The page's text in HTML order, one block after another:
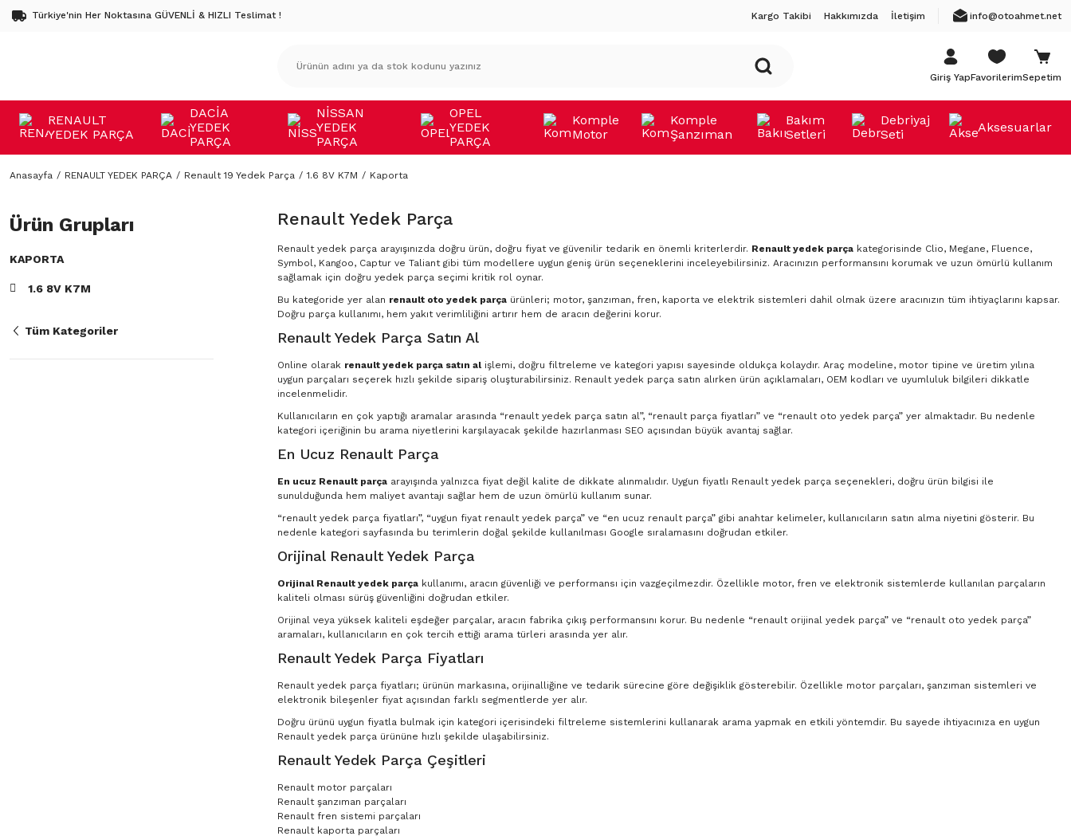
Türkiye'nin Her Noktasına GÜVENLİ & HIZLI Teslimat ! Kargo Takibi Hakkımızda İletişim info@otoahmet.net
Giriş YapFavorilerimSepetim
RENAULT
YEDEK PARÇA
DACİA
YEDEK
PARÇA
NİSSAN
YEDEK
PARÇA
OPEL
YEDEK
PARÇA
Komple
Motor
Komple
Şanzıman
Bakım
Setleri
Debriyaj
Seti
Aksesuarlar
Anasayfa RENAULT YEDEK PARÇA Renault 19 Yedek Parça 1.6 8V K7M Kaporta
Ürün Grupları
KAPORTA
1.6 8V K7M
Tüm Kategoriler
Renault Yedek Parça
Renault yedek parça arayışınızda doğru ürün, doğru fiyat ve güvenilir tedarik en önemli kriterlerdir. Renault yedek parça kategorisinde Clio, Megane, Fluence,
Symbol, Kangoo, Captur ve Taliant gibi tüm modellere uygun geniş ürün seçeneklerini inceleyebilirsiniz. Aracınızın performansını korumak ve uzun ömürlü kullanım
sağlamak için doğru yedek parça seçimi kritik rol oynar.
Bu kategoride yer alan renault oto yedek parça ürünleri; motor, şanzıman, fren, kaporta ve elektrik sistemleri dahil olmak üzere aracınızın tüm ihtiyaçlarını kapsar.
Doğru parça kullanımı, hem yakıt verimliliğini artırır hem de aracın değerini korur.
Renault Yedek Parça Satın Al
Online olarak renault yedek parça satın al işlemi, doğru filtreleme ve kategori yapısı sayesinde oldukça kolaydır. Araç modeline, motor tipine ve üretim yılına
uygun parçaları seçerek hızlı şekilde sipariş oluşturabilirsiniz. Renault yedek parça satın alırken ürün açıklamaları, OEM kodları ve uyumluluk bilgileri dikkatle
incelenmelidir.
Kullanıcıların en çok yaptığı aramalar arasında “renault yedek parça satın al”, “renault parça fiyatları” ve “renault oto yedek parça” yer almaktadır. Bu nedenle
kategori içeriğinin bu arama niyetlerini karşılayacak şekilde hazırlanması SEO açısından büyük avantaj sağlar.
En Ucuz Renault Parça
En ucuz Renault parça arayışında yalnızca fiyat değil kalite de dikkate alınmalıdır. Uygun fiyatlı Renault yedek parça seçenekleri, doğru ürün bilgisi ile
sunulduğunda hem maliyet avantajı sağlar hem de uzun ömürlü kullanım sunar.
“renault yedek parça fiyatları”, “uygun fiyat renault yedek parça” ve “en ucuz renault parça” gibi anahtar kelimeler, kullanıcıların satın alma niyetini gösterir. Bu
nedenle kategori sayfasında bu terimlerin doğal şekilde kullanılması Google sıralamasını doğrudan etkiler.
Orijinal Renault Yedek Parça
Orijinal Renault yedek parça kullanımı, aracın güvenliği ve performansı için vazgeçilmezdir. Özellikle motor, fren ve elektronik sistemlerde kullanılan parçaların
kaliteli olması sürüş güvenliğini doğrudan etkiler.
Orijinal veya yüksek kaliteli eşdeğer parçalar, aracın fabrika çıkış performansını korur. Bu nedenle “renault orijinal yedek parça” ve “renault oto yedek parça”
aramaları, kullanıcıların en çok tercih ettiği arama türleri arasında yer alır.
Renault Yedek Parça Fiyatları
Renault yedek parça fiyatları; ürünün markasına, orijinalliğine ve tedarik sürecine göre değişiklik gösterebilir. Özellikle motor parçaları, şanzıman sistemleri ve
elektronik bileşenler fiyat açısından farklı segmentlerde yer alır.
Doğru ürünü uygun fiyatla bulmak için kategori içerisindeki filtreleme sistemlerini kullanarak arama yapmak en etkili yöntemdir. Bu sayede ihtiyacınıza en uygun
Renault yedek parça ürününe hızlı şekilde ulaşabilirsiniz.
Renault Yedek Parça Çeşitleri
Renault motor parçaları
Renault şanzıman parçaları
Renault fren sistemi parçaları
Renault kaporta parçaları